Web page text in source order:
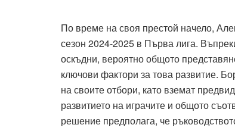
По време на своя престой начело,
сезон 2024-2025 в Първа лига.
оскъдни, вероятно общото
ключови фактори за това развитие.
на своите отбори, като вземат
развитието на играчите и общото
решение предполага, че